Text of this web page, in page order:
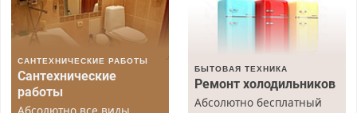
САНТЕХНИЧЕСКИЕ РАБОТЫ
Сантехнические
работы
БЫТОВАЯ ТЕХНИКА
Ремонт холодильников
Абсолютно бесплатный